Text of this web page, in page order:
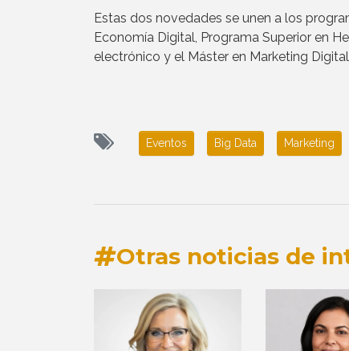
Estas dos novedades se unen a los
Economía Digital, Programa Superior en
electrónico y el Máster en Marketing
Eventos Big Data Marketing
Otras noticias de